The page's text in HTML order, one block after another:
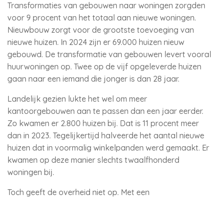
Transformaties van gebouwen naar woningen zorgden
voor 9 procent van het totaal aan nieuwe woningen.
Nieuwbouw zorgt voor de grootste toevoeging van
nieuwe huizen. In 2024 zijn er 69.000 huizen nieuw
gebouwd. De transformatie van gebouwen levert vooral
huurwoningen op. Twee op de vijf opgeleverde huizen
gaan naar een iemand die jonger is dan 28 jaar.
Landelijk gezien lukte het wel om meer
kantoorgebouwen aan te passen dan een jaar eerder.
Zo kwamen er 2.800 huizen bij. Dat is 11 procent meer
dan in 2023. Tegelijkertijd halveerde het aantal nieuwe
huizen dat in voormalig winkelpanden werd gemaakt. Er
kwamen op deze manier slechts twaalfhonderd
woningen bij.
Toch geeft de overheid niet op. Met een